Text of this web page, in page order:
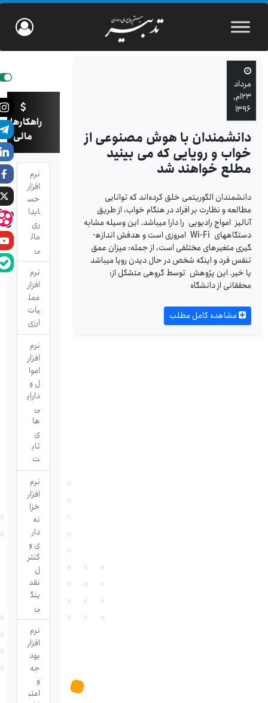
مرداد
۲۳ام,
۱۳۹۶
دانشمندان با هوش مصنوعی از
خواب و رویایی که می بینید
مطلع خواهند شد
دانشمندان الگوریتمی خلق کرده‌اند که توانایی
مطالعه و نظارت بر افراد در هنگام خواب، از طریق
آنالیز امواج رادیویی را دارا می­باشد. این وسیله مشابه
دستگاه­های Wi-Fi امروزی است و هدفش اندازه­
گیری متغیرهای مختلفی است، از جمله: میزان عمق
تنفس فرد و اینکه شخص در حال دیدن رویا می­باشد
یا خیر. این پژوهش توسط گروهی متشکل از:
محققانی از دانشگاه
مشاهده کامل مطلب
راهکارهای
مالی
نرم
افزار
حس
ابدا
ری
مال
ی
نرم
افزار
عمل
یات
ارزی
نرم
افزار
اموا
ل و
دارای
ی
ها
ی
ثاب
ت
نرم
افزار
خزا
نه
دار
ی و
کنتر
نقد
ینگ
ی
نرم
افزار
بود
جه
اعتب